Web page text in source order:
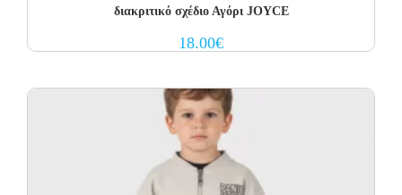
διακριτικό σχέδιο Αγόρι JOYCE
18.00€